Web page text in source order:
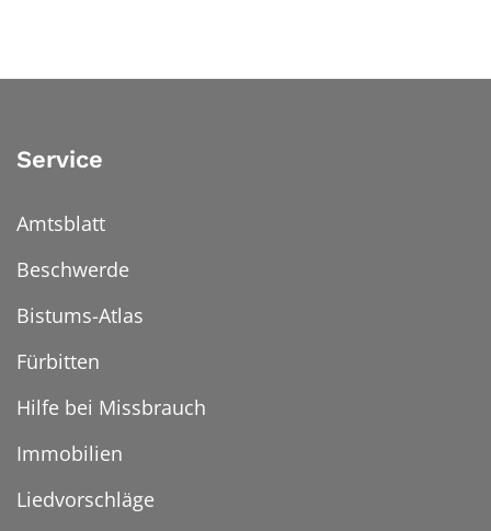
Service
Amtsblatt
Beschwerde
Bistums-Atlas
Fürbitten
Hilfe bei Missbrauch
Immobilien
Liedvorschläge